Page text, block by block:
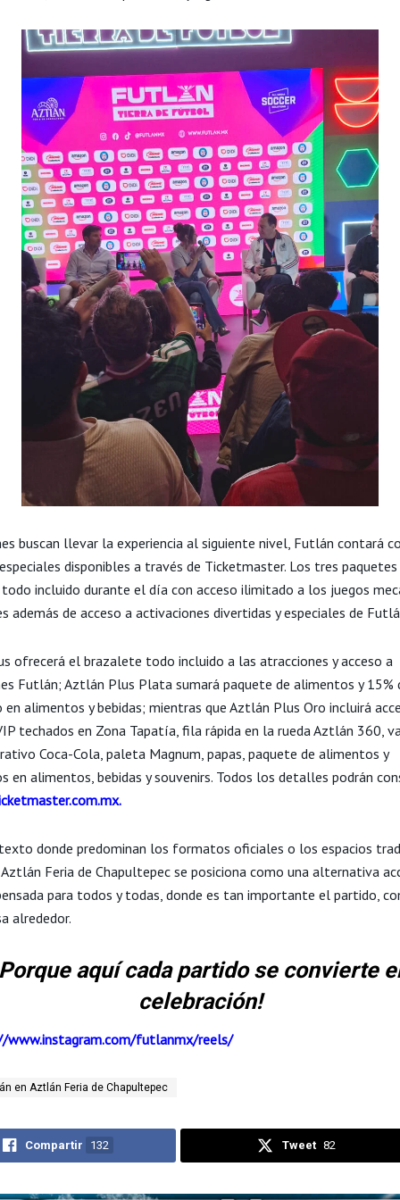
buscan llevar la experiencia al siguiente nivel, Futlán contará
disponibles a través de Ticketmaster. Los tres
incluido durante el día con acceso ilimitado a los juegos
además de acceso a activaciones divertidas y especiales de
ofrecerá el brazalete todo incluido a las atracciones y acceso a
Futlán; Aztlán Plus Plata sumará paquete de alimentos y 15%
en alimentos y bebidas; mientras que Aztlán Plus Oro incluirá
techados en Zona Tapatía, fila rápida en la rueda Aztlán 360,
Coca-Cola, paleta Magnum, papas, paquete de alimentos y
en alimentos, bebidas y souvenirs. Todos los detalles podrán
.
donde predominan los formatos oficiales o los espacios
Feria de Chapultepec se posiciona como una alternativa
para todos y todas, donde es tan importante el partido,
alrededor.
aquí cada partido se convierte
celebración!
futlanmx/reels/
en Aztlán Feria de Chapultepec
Compartir 132 Tweet 82